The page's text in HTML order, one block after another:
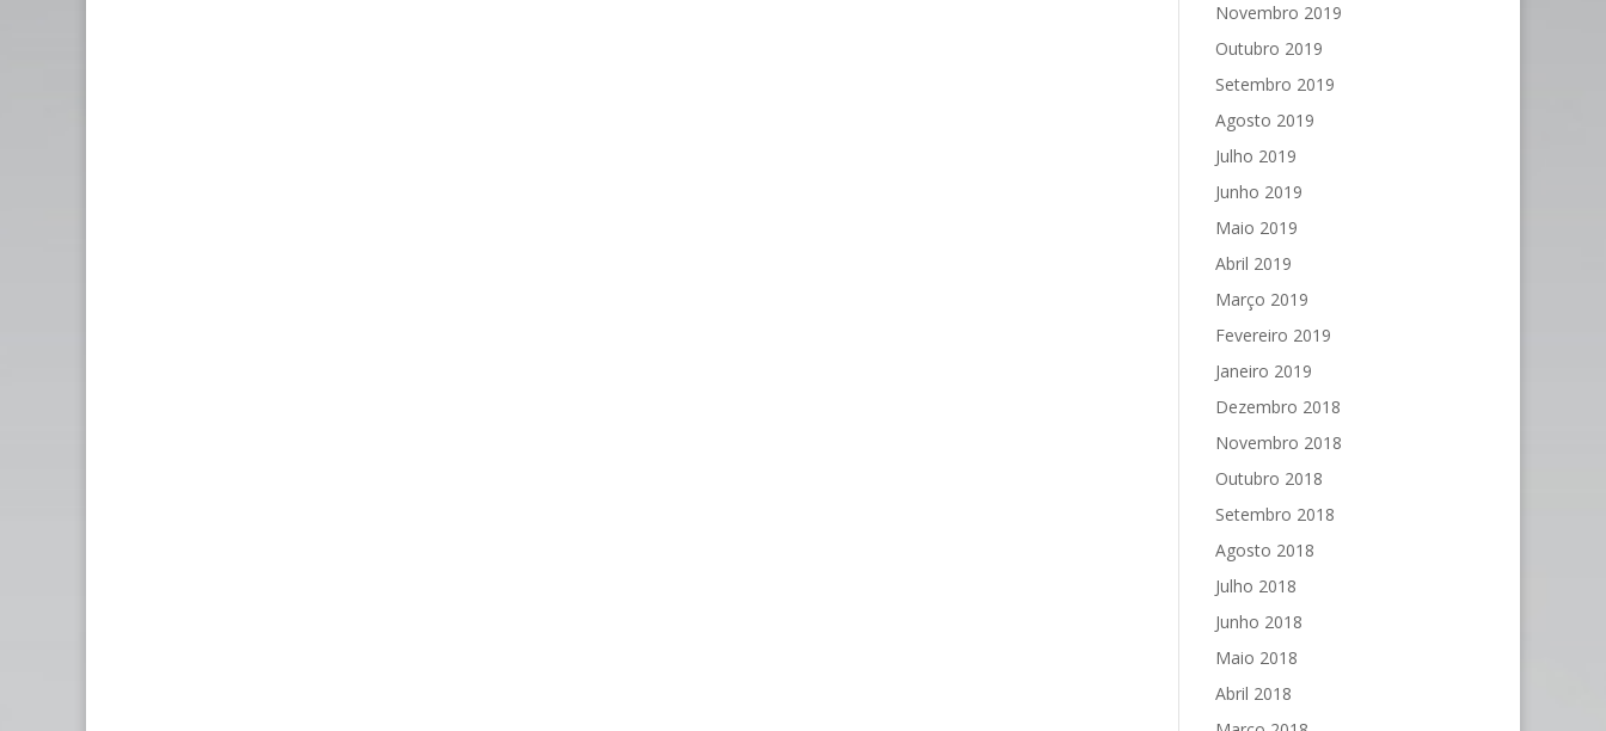
Novembro 2019
Outubro 2019
Setembro 2019
Agosto 2019
Julho 2019
Junho 2019
Maio 2019
Abril 2019
Março 2019
Fevereiro 2019
Janeiro 2019
Dezembro 2018
Novembro 2018
Outubro 2018
Setembro 2018
Agosto 2018
Julho 2018
Junho 2018
Maio 2018
Abril 2018